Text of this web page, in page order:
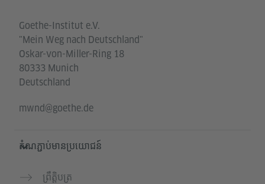
Goethe-Institut e.V.
"Mein Weg nach Deutschland"
Oskar-von-Miller-Ring 18
80333 Munich
Deutschland
mwnd@goethe.de
តំណភ្ជាប់មានប្រយោជន៍
ព្រឹត្តិបត្រ